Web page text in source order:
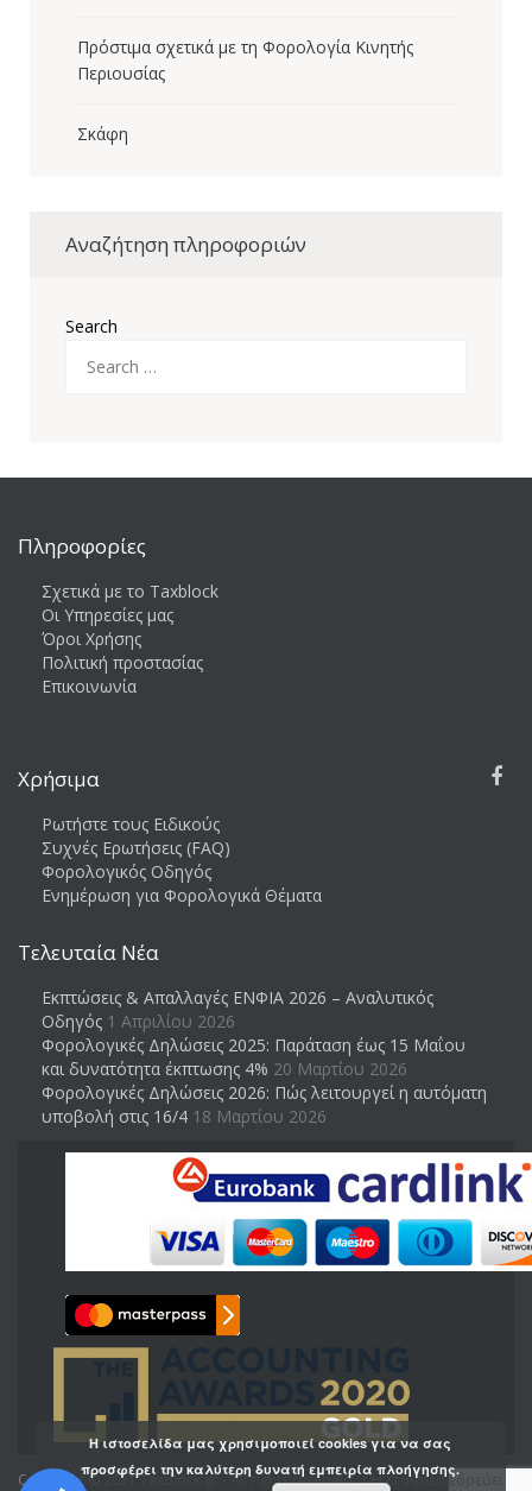
Πρόστιμα σχετικά με τη Φορολογία Κινητής
Περιουσίας
Σκάφη
Αναζήτηση πληροφοριών
Search
Πληροφορίες
Σχετικά με το Taxblock
Οι Υπηρεσίες μας
Όροι Χρήσης
Πολιτική προστασίας
Επικοινωνία
Χρήσιμα
Ρωτήστε τους Ειδικούς
Συχνές Ερωτήσεις (FAQ)
Φορολογικός Οδηγός
Ενημέρωση για Φορολογικά Θέματα
Τελευταία Νέα
Εκπτώσεις & Απαλλαγές ΕΝΦΙΑ 2026 – Αναλυτικός
Οδηγός 1 Απριλίου 2026
Φορολογικές Δηλώσεις 2025: Παράταση έως 15 Μαΐου
και δυνατότητα έκπτωσης 4% 20 Μαρτίου 2026
Φορολογικές Δηλώσεις 2026: Πώς λειτουργεί η αυτόματη
υποβολή στις 16/4 18 Μαρτίου 2026
Copyright © 2021 Taxblock.gr - All rights reserved. | Η εταιρεία εδρεύει
Η ιστοσελίδα μας χρησιμοποιεί cookies για να σας
προσφέρει την καλύτερη δυνατή εμπειρία πλοήγησης.